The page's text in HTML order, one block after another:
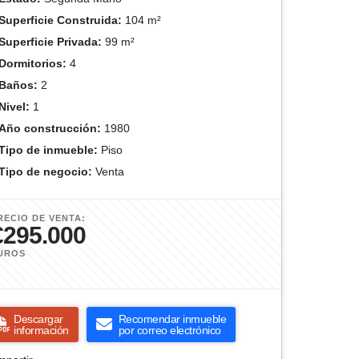
Construida: 104 m²
Privada: 99 m²
4
2
1
construcción: 1980
de inmueble: Piso
de negocio: Venta
DE VENTA:
Descargar
información
Recomendar inmueble
por correo electrónico